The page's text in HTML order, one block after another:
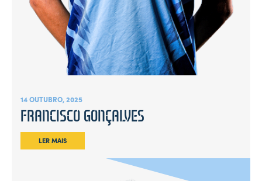
14 OUTUBRO, 2025
FRANCISCO GONÇALVES
LER MAIS